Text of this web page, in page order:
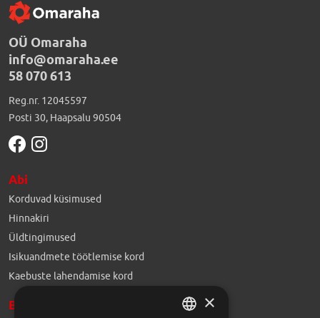
OÜ Omaraha
info@omaraha.ee
58 070 613
Reg.nr. 12045597
Posti 30, Haapsalu 90504
Abi
Korduvad küsimused
Hinnakiri
Üldtingimused
Isikuandmete töötlemise kord
Kaebuste lahendamise kord
Blogi ×